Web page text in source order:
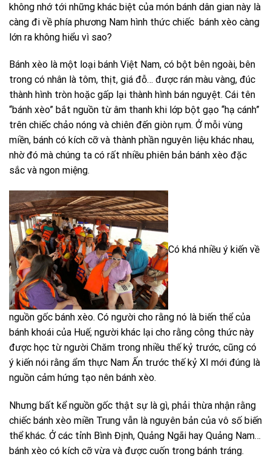
không nhớ tới những khác biệt của món bánh dân gian này là
càng đi về phía phương Nam hình thức chiếc bánh xèo càng
lớn ra không hiểu vì sao?
Bánh xèo là một loại bánh Việt Nam, có bột bên ngoài, bên
trong có nhân là tôm, thịt, giá đỗ… được rán màu vàng, đúc
thành hình tròn hoặc gấp lại thành hình bán nguyệt. Cái tên
“bánh xèo” bắt nguồn từ âm thanh khi lớp bột gạo “hạ cánh”
trên chiếc chảo nóng và chiên đến giòn rụm. Ở mỗi vùng
miền, bánh có kích cỡ và thành phần nguyên liệu khác nhau,
nhờ đó mà chúng ta có rất nhiều phiên bản bánh xèo đặc
sắc và ngon miệng.
Có khá nhiều ý kiến về
nguồn gốc bánh xèo. Có người cho rằng nó là biến thể của
bánh khoái của Huế; người khác lại cho rằng công thức này
được học từ người Chăm trong nhiều thế kỷ trước, cũng có
ý kiến nói rằng ẩm thực Nam Ấn trước thế kỷ XI mới đúng là
nguồn cảm hứng tạo nên bánh xèo.
Nhưng bất kể nguồn gốc thật sự là gì, phải thừa nhận rằng
chiếc bánh xèo miền Trung vẫn là nguyên bản của vô số biến
thể khác. Ở các tỉnh Bình Định, Quảng Ngãi hay Quảng Nam…
bánh xèo có kích cỡ vừa và được cuốn trong bánh tráng.